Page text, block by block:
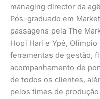
managing director da
Pós-graduado em
passagens pela The
Hopi Hari e Ypê,
ferramentas de gestão,
acompanhamento de
de todos os clientes,
pelos times de